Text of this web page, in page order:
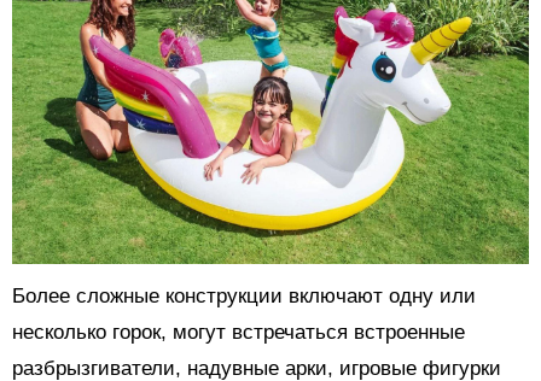
Более сложные конструкции включают одну или
несколько горок, могут встречаться встроенные
разбрызгиватели, надувные арки, игровые фигурки